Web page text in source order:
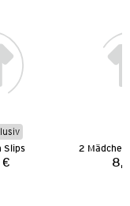
Slips
€